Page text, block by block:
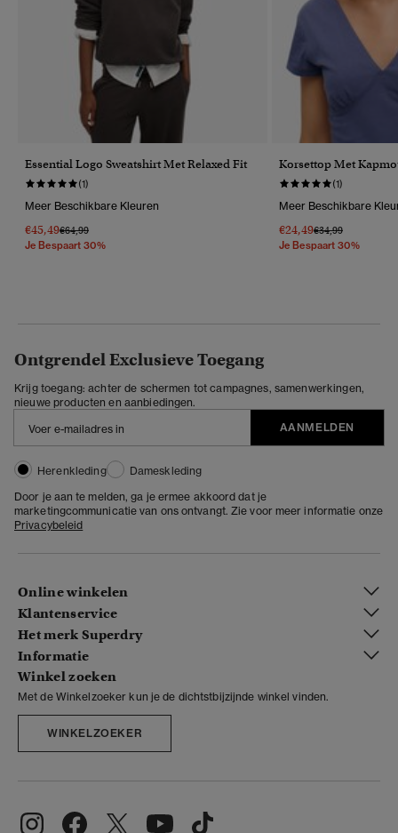
Essential Logo Sweatshirt Met Relaxed Fit
(1)
Meer Beschikbare Kleuren
€45,49Prijs Verlaagd Van
€64,99Naar
Je Bespaart 30%
Korsettop Met
(1)
Meer Beschikbare
€24,49Prijs Verlaagd Van
€34,99Naar
Je Bespaart 30%
Ontgrendel Exclusieve Toegang
Krijg toegang: achter de schermen tot campagnes, samenwerkingen,
nieuwe producten en aanbiedingen.
AANMELDEN
Herenkleding
Dameskleding
Door je aan te melden, ga je ermee akkoord dat je
marketingcommunicatie van ons ontvangt. Zie voor meer informatie onze
Privacybeleid
Online winkelen
Klantenservice
Het merk Superdry
Informatie
Winkel zoeken
Met de Winkelzoeker kun je de dichtstbijzijnde winkel vinden.
WINKELZOEKER